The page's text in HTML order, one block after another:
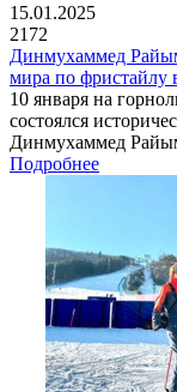
15.01.2025
2172
Динмухаммед
мира по фристайлу
10 января на
состоялся
Динмухаммед
Подробнее